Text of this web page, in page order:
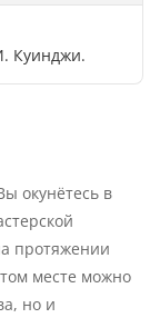
Куинджи.
окунётесь в
протяжении
месте можно
но и